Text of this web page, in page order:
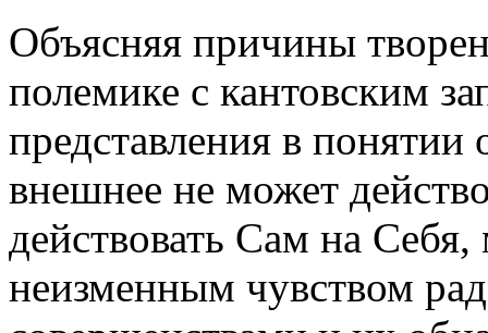
Объясняя причины
полемике с кантовским
представления в понятии
внешнее не может
действовать Сам на
неизменным чувством